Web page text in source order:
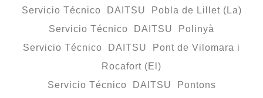
Servicio Técnico DAITSU Pobla de Lillet (La)
Servicio Técnico DAITSU Polinyà
Servicio Técnico DAITSU Pont de Vilomara i
Rocafort (El)
Servicio Técnico DAITSU Pontons